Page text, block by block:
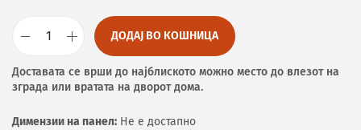
ДОДАЈ ВО КОШНИЦА
Доставата се врши до најблиското можно место до влезот на
зграда или вратата на дворот дома.
Димензии на панел: Не е достапно